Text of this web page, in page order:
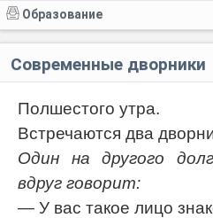
Образование
Современные дворники
Полшестого утра.
Встречаются два
Один на другого
вдруг говорит:
— У вас такое лицо